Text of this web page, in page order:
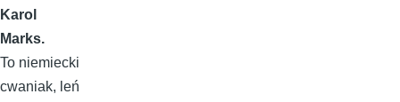
Karol
Marks.
To niemiecki
cwaniak, leń